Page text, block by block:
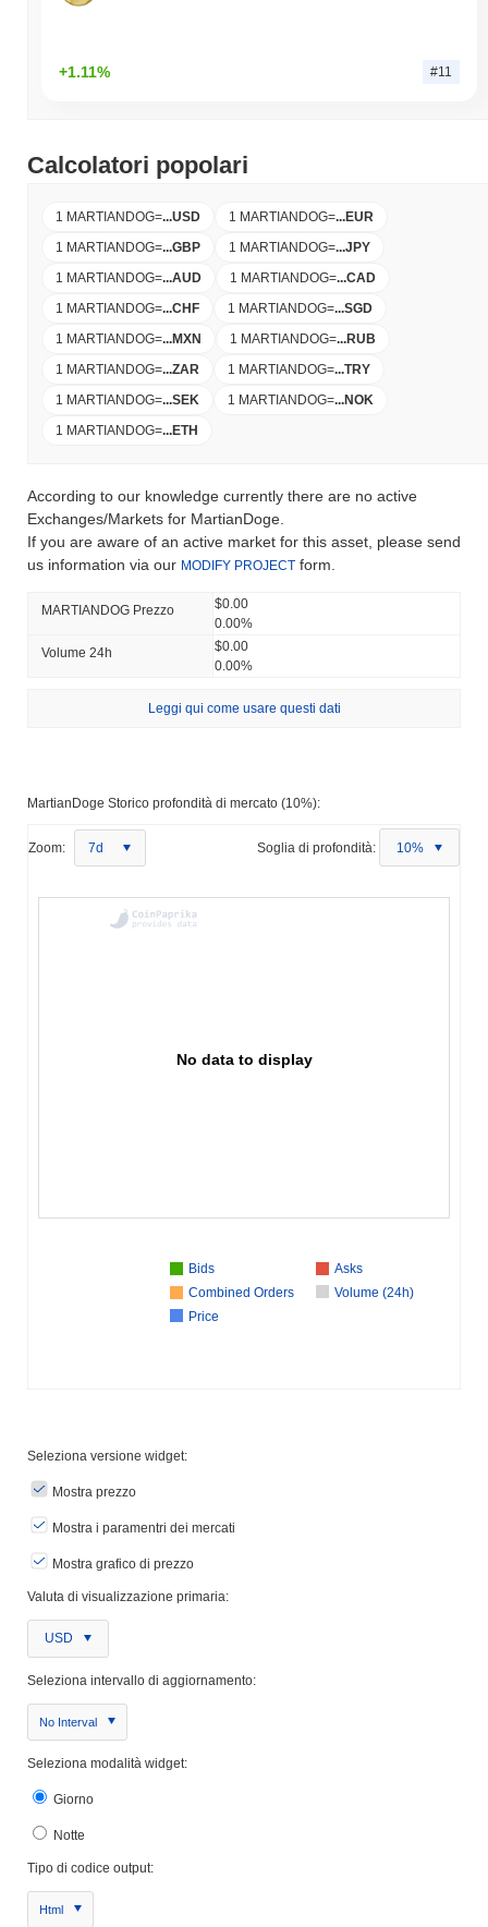
+1.11% #11
Calcolatori popolari
1 MARTIANDOG=...USD 1 MARTIANDOG=...EUR
1 MARTIANDOG=...GBP 1 MARTIANDOG=...JPY
1 MARTIANDOG=...AUD 1 MARTIANDOG=...CAD
1 MARTIANDOG=...CHF 1 MARTIANDOG=...SGD
1 MARTIANDOG=...MXN 1 MARTIANDOG=...RUB
1 MARTIANDOG=...ZAR 1 MARTIANDOG=...TRY
1 MARTIANDOG=...SEK 1 MARTIANDOG=...NOK
1 MARTIANDOG=...ETH
According to our knowledge currently there are no active
Exchanges/Markets for MartianDoge.
If you are aware of an active market for this asset, please send
us information via our MODIFY PROJECT form.
MARTIANDOG Prezzo
$0.00
0.00%
Volume 24h
$0.00
0.00%
Leggi qui come usare questi dati
MartianDoge Storico profondità di mercato (10%):
Zoom: 7d Soglia di profondità: 10%
No data to display
Bids
Asks
Combined Orders
Volume (24h)
Price
Seleziona versione widget:
Mostra prezzo
Mostra i paramentri dei mercati
Mostra grafico di prezzo
Valuta di visualizzazione primaria:
USD
Seleziona intervallo di aggiornamento:
No Interval
Seleziona modalità widget:
Giorno
Notte
Tipo di codice output:
Html